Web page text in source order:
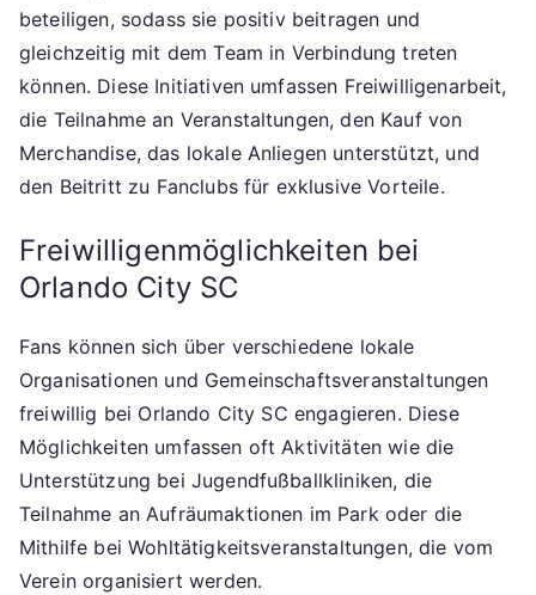
beteiligen, sodass sie positiv beitragen und
gleichzeitig mit dem Team in Verbindung treten
können. Diese Initiativen umfassen Freiwilligenarbeit,
die Teilnahme an Veranstaltungen, den Kauf von
Merchandise, das lokale Anliegen unterstützt, und
den Beitritt zu Fanclubs für exklusive Vorteile.
Freiwilligenmöglichkeiten bei
Orlando City SC
Fans können sich über verschiedene lokale
Organisationen und Gemeinschaftsveranstaltungen
freiwillig bei Orlando City SC engagieren. Diese
Möglichkeiten umfassen oft Aktivitäten wie die
Unterstützung bei Jugendfußballkliniken, die
Teilnahme an Aufräumaktionen im Park oder die
Mithilfe bei Wohltätigkeitsveranstaltungen, die vom
Verein organisiert werden.